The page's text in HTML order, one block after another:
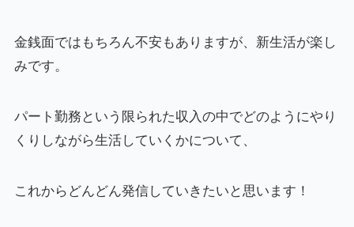
金銭面ではもちろん不安もありますが、新生活が楽し
みです。
パート勤務という限られた収入の中でどのようにやり
くりしながら生活していくかについて、
これからどんどん発信していきたいと思います！